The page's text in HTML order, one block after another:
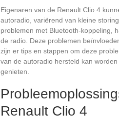
Eigenaren van de Renault Clio 4
autoradio, variërend van kleine
problemen met Bluetooth-koppeling,
de radio. Deze problemen
zijn er tips en stappen om deze
van de autoradio hersteld kan
genieten.
Renault Clio 4